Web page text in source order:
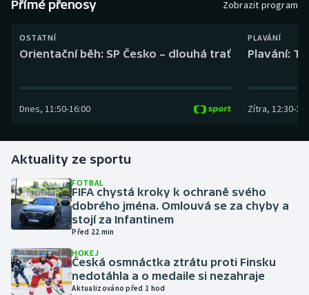
Boby a skeleton
Box
Dostihy
Florbal
Golf
Gymnastika
Házená
AZ kvíz
Přímé přenosy Zobrazit program
OSTATNÍ
Orientační běh: SP Česko – dlouhá trať
Dnes, 11:50-16:00
PLAVÁNÍ
Plavání:
Zítra, 12:30-
Aktuality ze sportu
FOTBAL
FIFA chystá kroky k ochraně svého
dobrého jména. Omlouvá se za chyby a
stojí za Infantinem
Před 22 min
HOKEJ
Česká osmnáctka ztrátu proti Finsku
nedotáhla a o medaile si nezahraje
Aktualizováno před 1 hod